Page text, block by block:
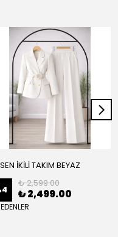
İKİLİ TAKIM BEYAZ
4
₺ 2,599.00
₺ 2,499.00